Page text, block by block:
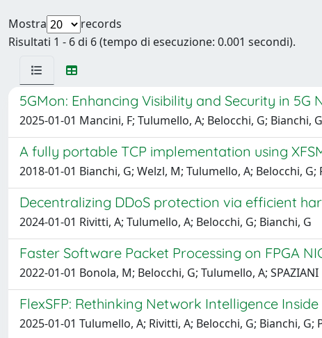
Mostra
records
Risultati 1 - 6 di 6 (tempo di esecuzione: 0.001 secondi).
5GMon: Enhancing Visibility and Security in
2025-01-01 Mancini, F; Tulumello, A; Belocchi, G; Bianchi, G
A fully portable TCP implementation using
2018-01-01 Bianchi, G; Welzl, M; Tulumello, A; Belocchi,
Decentralizing DDoS protection via efficient
2024-01-01 Rivitti, A; Tulumello, A; Belocchi, G; Bianchi, G
Faster Software Packet Processing on FPGA
2022-01-01 Bonola, M; Belocchi, G; Tulumello, A;
FlexSFP: Rethinking Network Intelligence
2025-01-01 Tulumello, A; Rivitti, A; Belocchi, G; Bianchi, G;